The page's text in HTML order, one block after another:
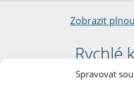
Spravovat
Zobrazit
Rychlé